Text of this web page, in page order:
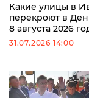
Какие улицы в
перекроют в
8 августа 2026
31.07.2026 14:00